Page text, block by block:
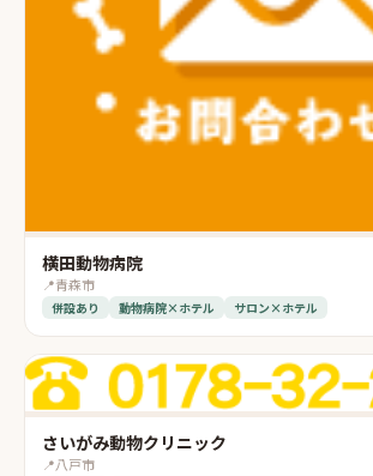
横田動物病院
📍青森市
併設あり 動物病院×ホテル サロン×ホテル
さいがみ動物クリニック
📍八戸市